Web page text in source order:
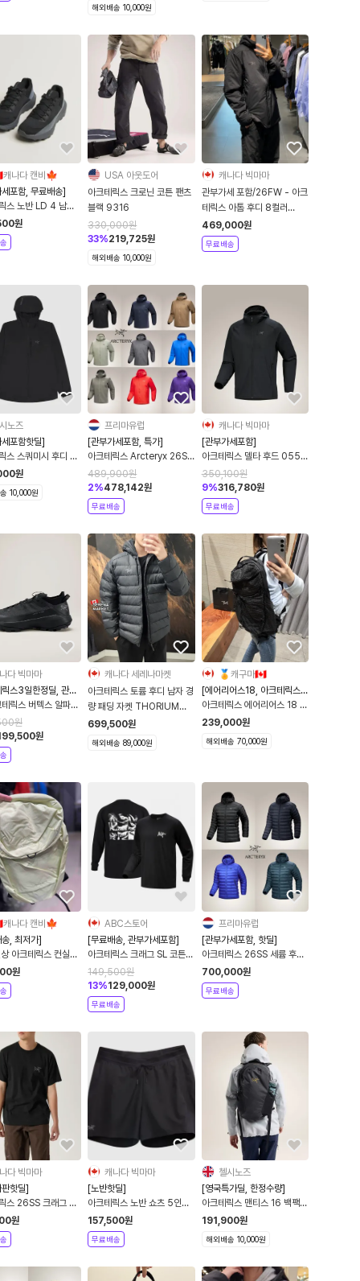
해외배송 10,000원
나다 캔비🍁
포함, 무료배송]
스 노반 LD 4 남성
닝화 등산화
LD 4 Shoe Mens
원
USA 아웃도어
아크테릭스 크로닌 코튼 팬츠
블랙 9316
330,000원
33%219,725원
해외배송 10,000원
캐나다 빅마마
관부가세 포함/26FW - 아크
테릭스 아톰 후디 8컬러
9556
469,000원
무료배송
노즈
포함핫딜]
스 스쿼미시 후디 블
원
10,000원
프리마유럽
[관부가세포함, 특가]
아크테릭스 Arcteryx 26SS
아톰 후디
489,900원
2%478,142원
무료배송
캐나다 빅마마
[관부가세포함]
아크테릭스 델타 후드 0551
3컬러
350,100원
9%316,780원
무료배송
다 빅마마
스3일한정딜, 관부
]릭스 버텍스 알파인
원
원
캐나다 세레나마켓
아크테릭스 토륨 후디 남자 경
량 패딩 자켓 THORIUM
HOODY
699,500원
해외배송 89,000원
🏅캐구마🇨🇦
[에어리어스18, 아크테릭스백
팩]
아크테릭스 에어리어스 18 백
팩
239,000원
해외배송 70,000원
나다 캔비🍁
, 최저가]
아크테릭스 컨실
가방
원
ABC스토어
[무료배송, 관부가세포함]
아크테릭스 크래그 SL 코튼
버드 타일 셔츠 LS 맨즈 남성
용 긴팔티 크랙 9537
149,500원
13%129,000원
무료배송
프리마유럽
[관부가세포함, 핫딜]
아크테릭스 26SS 세륨 후디
Cerium Hoody 경량 패딩
다운 4컬러
700,000원
무료배송
다 빅마마
핫딜]
스 26SS 크래그 SS
반팔 4컬러 9533
원
캐나다 빅마마
[노반핫딜]
아크테릭스 노반 쇼츠 5인치
2컬러 10614
157,500원
무료배송
첼시노즈
[영국특가딜, 한정수량]
아크테릭스 맨티스 16 백팩
블랙 X000010636
191,900원
해외배송 10,000원